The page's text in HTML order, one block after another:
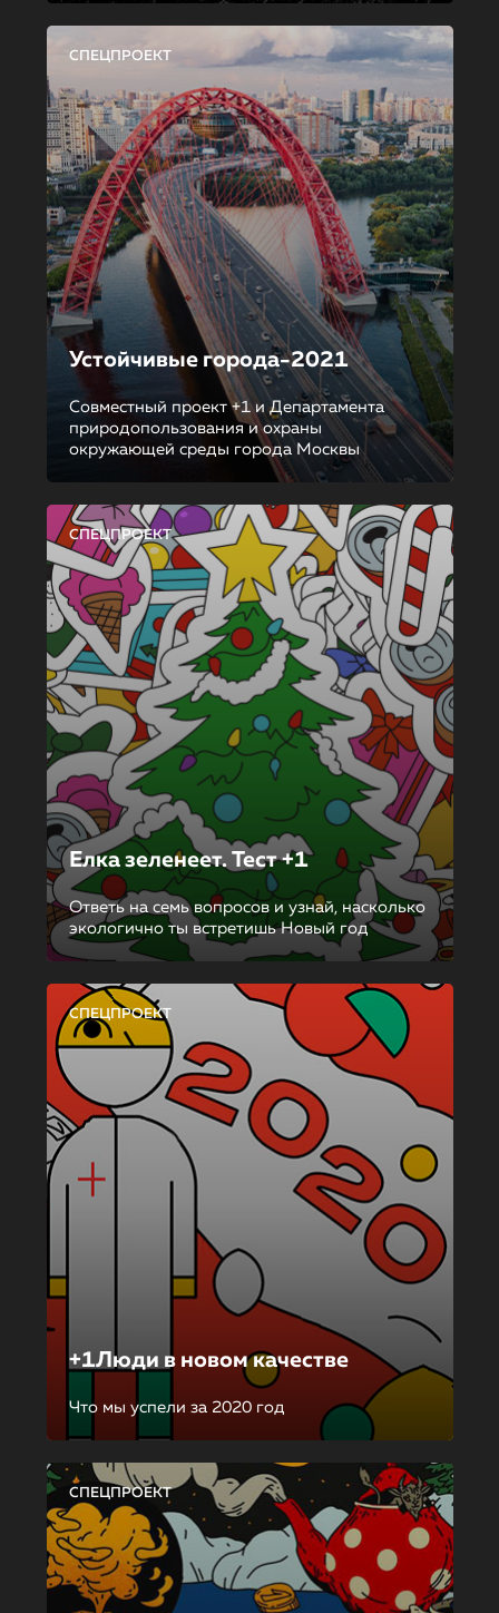
СПЕЦПРОЕКТ
Устойчивые города-2021
Совместный проект +1 и Департамента
природопользования и охраны
окружающей среды города Москвы
СПЕЦПРОЕКТ
Елка зеленеет. Тест +1
Ответь на семь вопросов и узнай, насколько
экологично ты встретишь Новый год
СПЕЦПРОЕКТ
+1Люди в новом качестве
Что мы успели за 2020 год
СПЕЦПРОЕКТ